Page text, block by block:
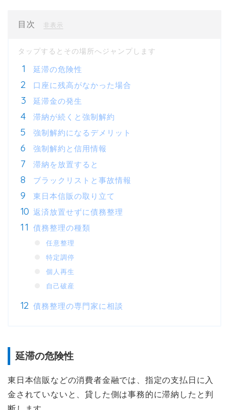
目次 非表示
延滞の危険性
口座に残高がなかった場合
延滞金の発生
滞納が続くと強制解約
強制解約になるデメリット
強制解約と信用情報
滞納を放置すると
ブラックリストと事故情報
東日本信販の取り立て
返済放置せずに債務整理
債務整理の種類
任意整理
特定調停
個人再生
自己破産
債務整理の専門家に相談
延滞の危険性
東日本信販などの消費者金融では、指定の支払日に入
金されていないと、貸した側は事務的に滞納したと判